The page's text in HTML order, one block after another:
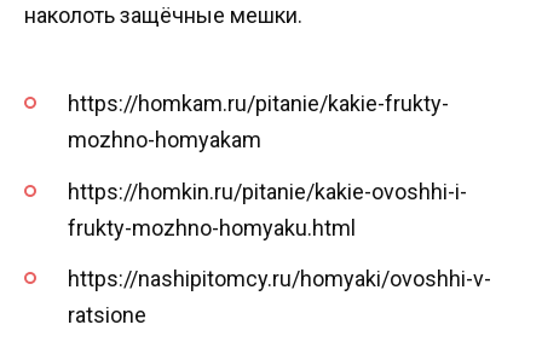
наколоть защёчные мешки.
https://homkam.ru/pitanie/kakie-frukty-
mozhno-homyakam
https://homkin.ru/pitanie/kakie-ovoshhi-i-
frukty-mozhno-homyaku.html
https://nashipitomcy.ru/homyaki/ovoshhi-v-
ratsione